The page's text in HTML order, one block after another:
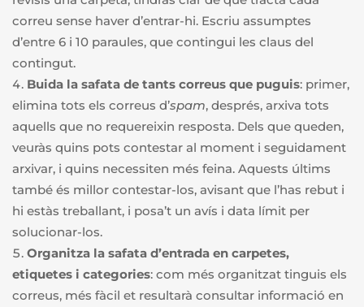
correu sense haver d’entrar-hi. Escriu assumptes
d’entre 6 i 10 paraules, que contingui les claus del
contingut.
Buida la safata de tants correus que puguis: primer,
elimina tots els correus d’spam, després, arxiva tots
aquells que no requereixin resposta. Dels que queden,
veuràs quins pots contestar al moment i seguidament
arxivar, i quins necessiten més feina. Aquests últims
també és millor contestar-los, avisant que l’has rebut i
hi estàs treballant, i posa’t un avís i data límit per
solucionar-los.
Organitza la safata d’entrada en carpetes,
etiquetes i categories: com més organitzat tinguis els
correus, més fàcil et resultarà consultar informació en